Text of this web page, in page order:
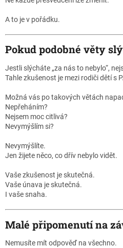
A to je v pořádku.
Pokud podobné věty
Jestli slýcháte „za nás to nebylo“,
Tahle zkušenost je mezi rodiči dětí s
Možná vás po takových větách
Nepřeháním?
Nejsem moc citlivá?
Nevymýšlím si?
Nevymýšlíte.
Jen žijete něco, co dřív nebylo vidět.
Vaše zkušenost je skutečná.
Vaše únava je skutečná.
I vaše snaha.
Malé připomenutí na
Nemusíte mít odpověď na všechno.